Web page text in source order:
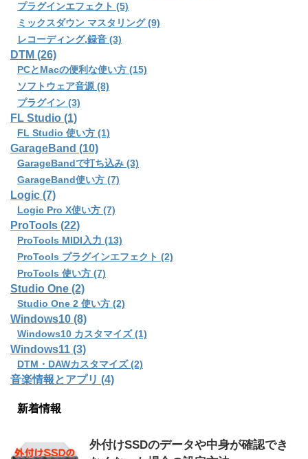
プラグインエフェクト (5)
ミックスダウン マスタリング (9)
レコーディング,録音 (3)
DTM (26)
PCとMacの便利な使い方 (15)
ソフトウェア音源 (8)
プラグイン (3)
FL Studio (1)
FL Studio 使い方 (1)
GarageBand (10)
GarageBandで打ち込み (3)
GarageBand使い方 (7)
Logic (7)
Logic Pro X使い方 (7)
ProTools (22)
ProTools MIDI入力 (13)
ProTools プラグインエフェクト (2)
ProTools 使い方 (7)
Studio One (2)
Studio One 2 使い方 (2)
Windows10 (8)
Windows10 カスタマイズ (1)
Windows11 (3)
DTM・DAWカスタマイズ (2)
音楽情報とアプリ (4)
新着情報
外付けSSDのデータや中身が確認でき